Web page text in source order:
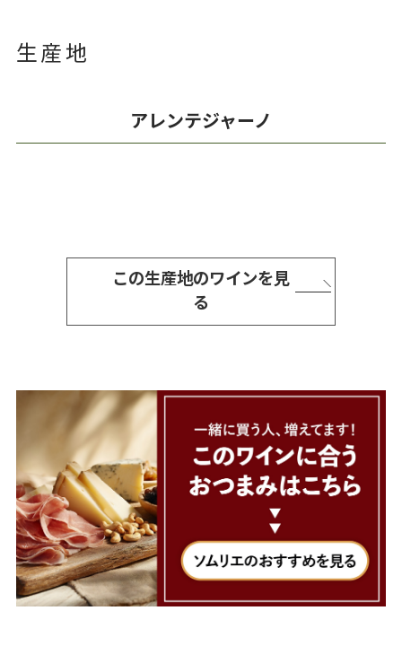
生産地
アレンテジャーノ
この生産地のワインを見
る